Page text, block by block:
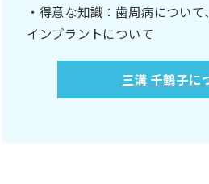
・得意な知識：歯周病について
インプラントについて
三溝 千鶴子に